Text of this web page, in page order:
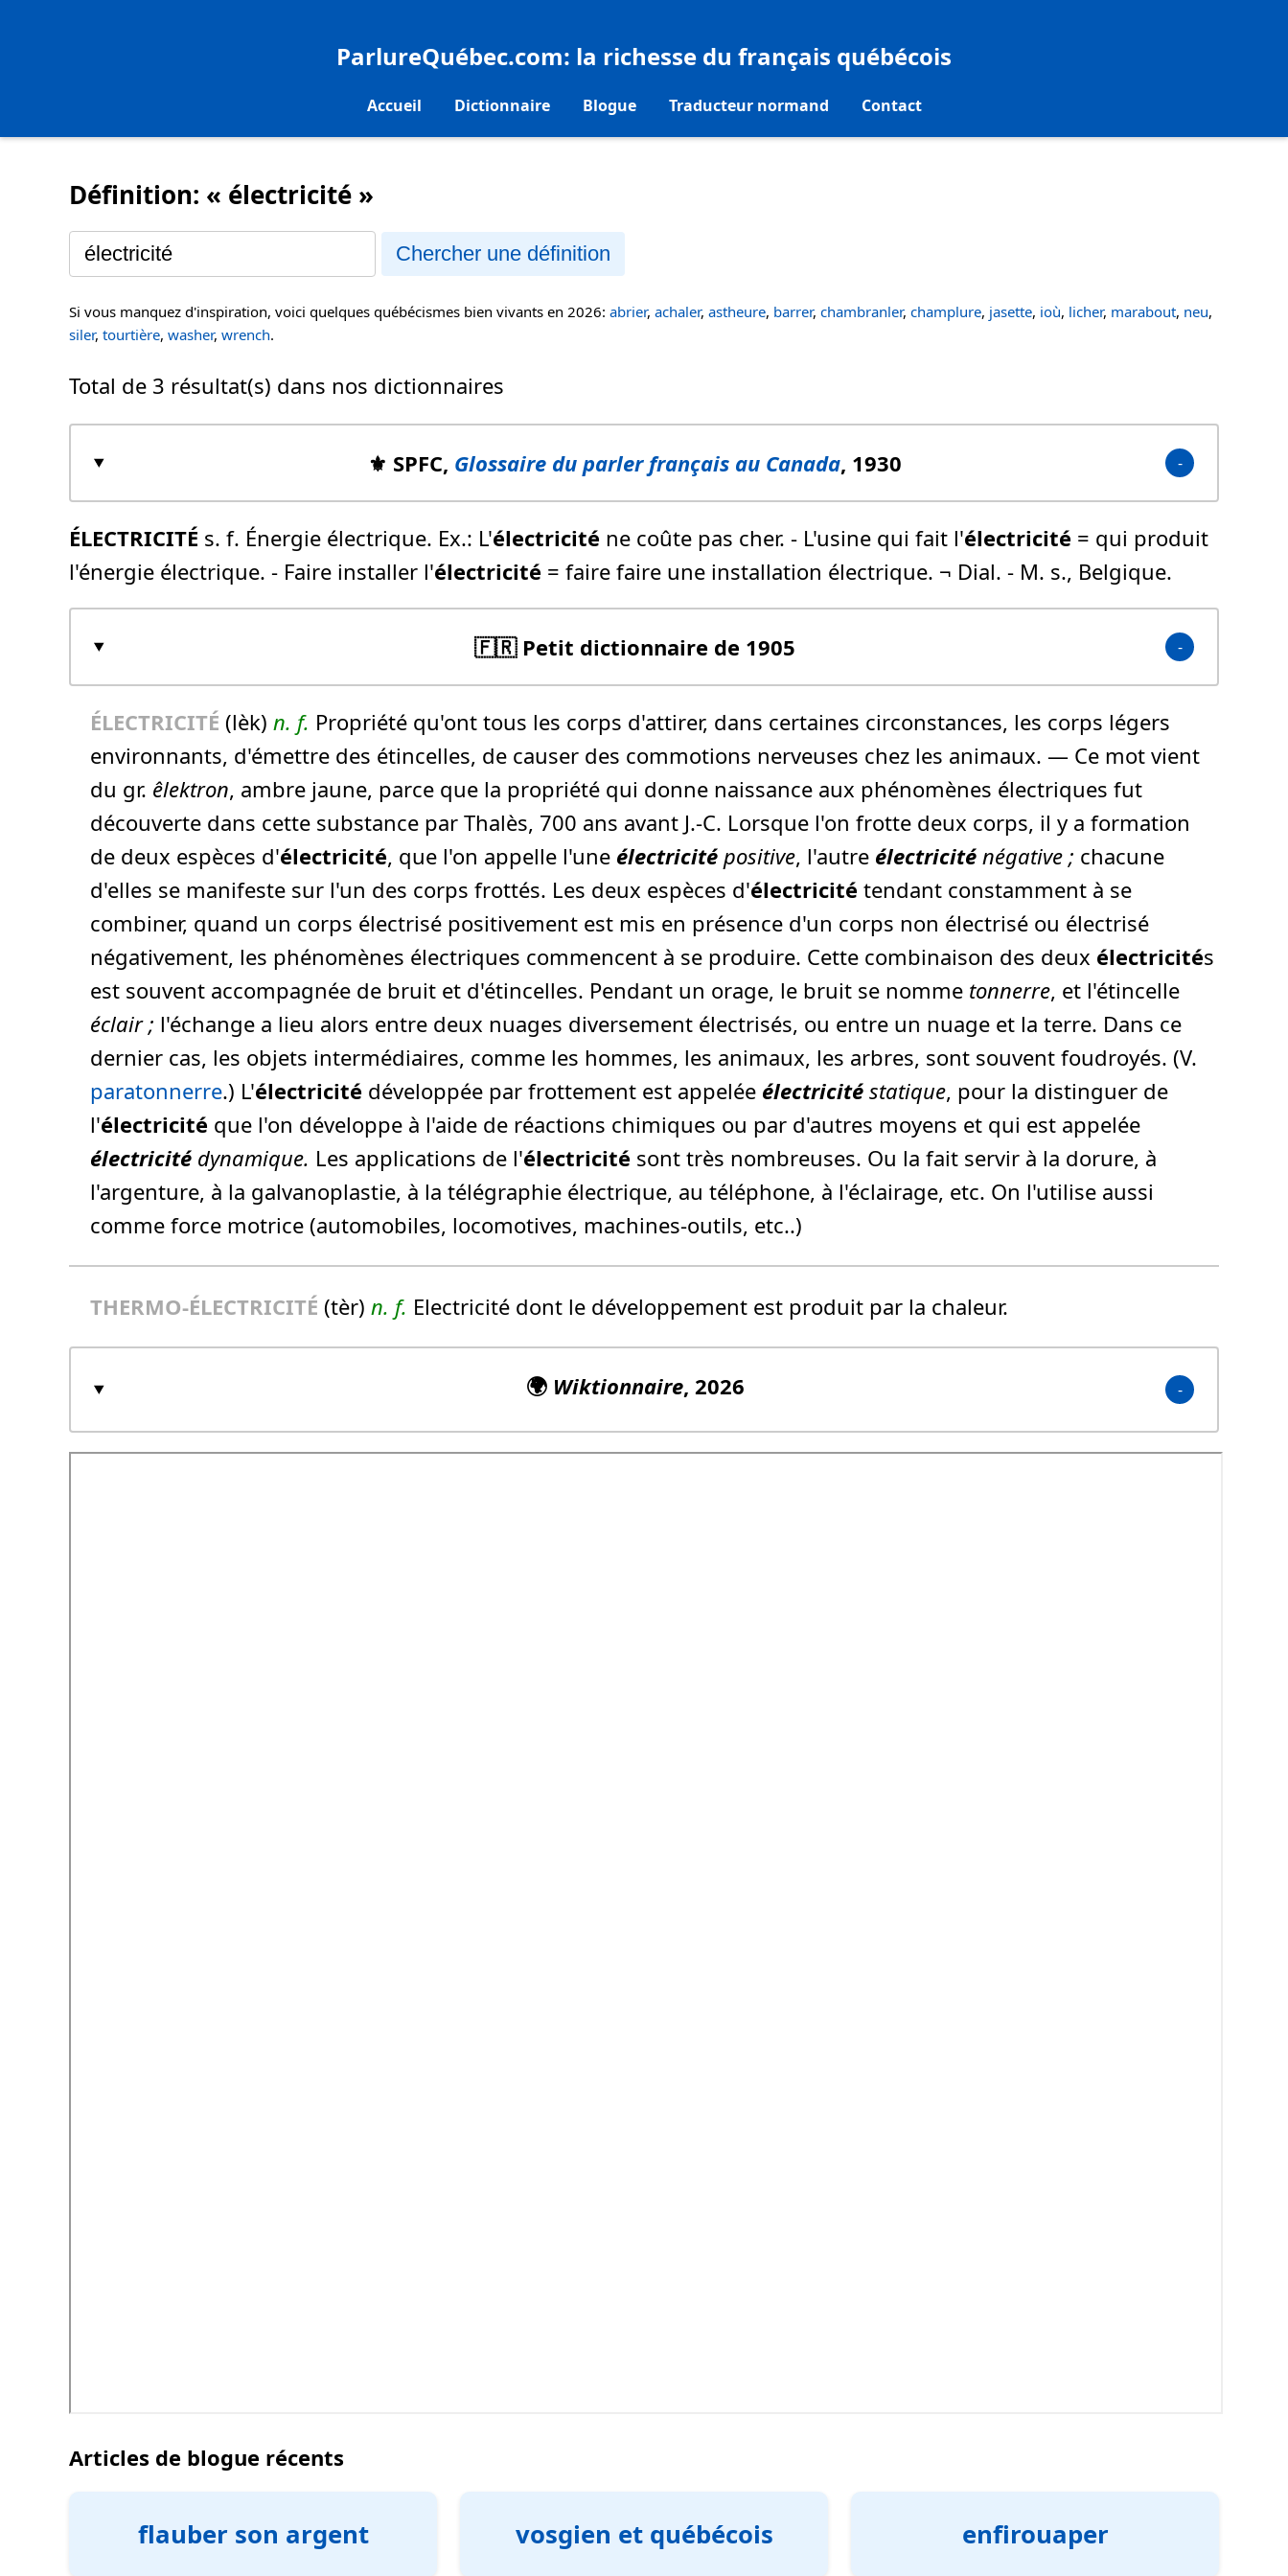
ParlureQuébec.com: la richesse du français québécois
Accueil Dictionnaire Blogue Traducteur normand Contact
Définition: « électricité »
Chercher une définition
Si vous manquez d'inspiration, voici quelques québécismes bien vivants en 2026: abrier, achaler, astheure, barrer, chambranler, champlure, jasette, ioù, licher, marabout, neu,
siler, tourtière, washer, wrench.
Total de 3 résultat(s) dans nos dictionnaires
⚜️ SPFC, Glossaire du parler français au Canada, 1930
ÉLECTRICITÉ s. f. Énergie électrique. Ex.: L'électricité ne coûte pas cher. - L'usine qui fait l'électricité = qui produit
l'énergie électrique. - Faire installer l'électricité = faire faire une installation électrique. ¬ Dial. - M. s., Belgique.
🇫🇷 Petit dictionnaire de 1905
ÉLECTRICITÉ (lèk) n. f. Propriété qu'ont tous les corps d'attirer, dans certaines circonstances, les corps légers
environnants, d'émettre des étincelles, de causer des commotions nerveuses chez les animaux. — Ce mot vient
du gr. êlektron, ambre jaune, parce que la propriété qui donne naissance aux phénomènes électriques fut
découverte dans cette substance par Thalès, 700 ans avant J.-C. Lorsque l'on frotte deux corps, il y a formation
de deux espèces d'électricité, que l'on appelle l'une électricité positive, l'autre électricité négative ; chacune
d'elles se manifeste sur l'un des corps frottés. Les deux espèces d'électricité tendant constamment à se
combiner, quand un corps électrisé positivement est mis en présence d'un corps non électrisé ou électrisé
négativement, les phénomènes électriques commencent à se produire. Cette combinaison des deux électricités
est souvent accompagnée de bruit et d'étincelles. Pendant un orage, le bruit se nomme tonnerre, et l'étincelle
éclair ; l'échange a lieu alors entre deux nuages diversement électrisés, ou entre un nuage et la terre. Dans ce
dernier cas, les objets intermédiaires, comme les hommes, les animaux, les arbres, sont souvent foudroyés. (V.
paratonnerre.) L'électricité développée par frottement est appelée électricité statique, pour la distinguer de
l'électricité que l'on développe à l'aide de réactions chimiques ou par d'autres moyens et qui est appelée
électricité dynamique. Les applications de l'électricité sont très nombreuses. Ou la fait servir à la dorure, à
l'argenture, à la galvanoplastie, à la télégraphie électrique, au téléphone, à l'éclairage, etc. On l'utilise aussi
comme force motrice (automobiles, locomotives, machines-outils, etc..)
THERMO-ÉLECTRICITÉ (tèr) n. f. Electricité dont le développement est produit par la chaleur.
🌍 Wiktionnaire, 2026
Articles de blogue récents
flauber son argent vosgien et québécois enfirouaper